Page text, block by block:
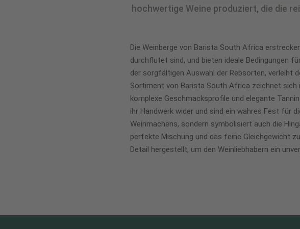
hochwertige Weine produziert, die die
Die Weinberge von Barista South Africa
durchflutet sind, und bieten ideale Bedingungen
der sorgfältigen Auswahl der Rebsorten, verleiht
Sortiment von Barista South Africa zeichnet sich
komplexe Geschmacksprofile und elegante
ihr Handwerk wider und sind ein wahres Fest für
Weinmachens, sondern symbolisiert auch die
perfekte Mischung und das feine Gleichgewicht
Detail hergestellt, um den Weinliebhabern ein